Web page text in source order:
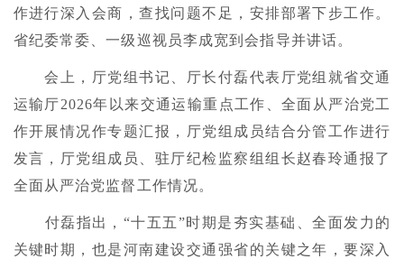
作进行深入会商，查找问题不足，安排部署下步工作。
省纪委常委、一级巡视员李成宽到会指导并讲话。
会上，厅党组书记、厅长付磊代表厅党组就省交通
运输厅2026年以来交通运输重点工作、全面从严治党工
作开展情况作专题汇报，厅党组成员结合分管工作进行
发言，厅党组成员、驻厅纪检监察组组长赵春玲通报了
全面从严治党监督工作情况。
付磊指出，“十五五”时期是夯实基础、全面发力的
关键时期，也是河南建设交通强省的关键之年，要深入